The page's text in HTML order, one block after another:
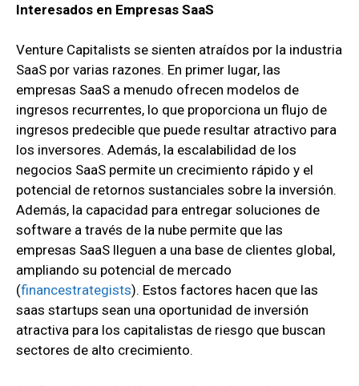
Interesados en Empresas SaaS
Venture Capitalists se sienten atraídos por la industria
SaaS por varias razones. En primer lugar, las
empresas SaaS a menudo ofrecen modelos de
ingresos recurrentes, lo que proporciona un flujo de
ingresos predecible que puede resultar atractivo para
los inversores. Además, la escalabilidad de los
negocios SaaS permite un crecimiento rápido y el
potencial de retornos sustanciales sobre la inversión.
Además, la capacidad para entregar soluciones de
software a través de la nube permite que las
empresas SaaS lleguen a una base de clientes global,
ampliando su potencial de mercado
(financestrategists). Estos factores hacen que las
saas startups sean una oportunidad de inversión
atractiva para los capitalistas de riesgo que buscan
sectores de alto crecimiento.